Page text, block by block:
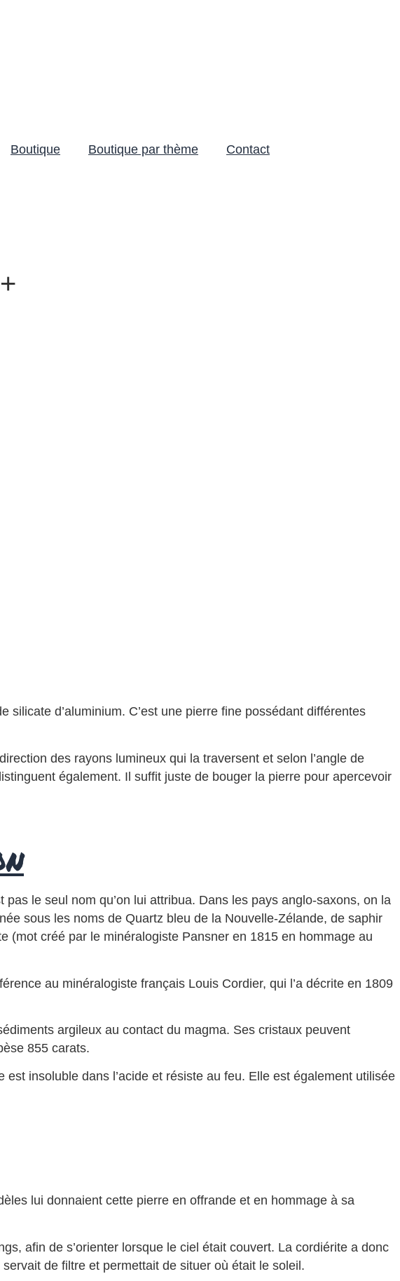
Boutique Boutique par thème Contact
d’aluminium. C’est une pierre fine possédant différentes
des rayons lumineux qui la traversent et selon l’angle de
également. Il suffit juste de bouger la pierre pour apercevoir
le seul nom qu’on lui attribua. Dans les pays anglo-saxons, on la
sous les noms de Quartz bleu de la Nouvelle-Zélande, de saphir
(mot créé par le minéralogiste Pansner en 1815 en hommage au
au minéralogiste français Louis Cordier, qui l’a décrite en 1809
argileux au contact du magma. Ses cristaux peuvent
855 carats.
insoluble dans l’acide et résiste au feu. Elle est également utilisée
lui donnaient cette pierre en offrande et en hommage à sa
afin de s’orienter lorsque le ciel était couvert. La cordiérite a donc
de filtre et permettait de situer où était le soleil.